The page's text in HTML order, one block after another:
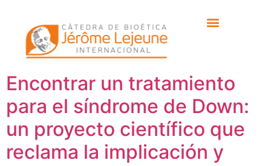
Etiqueta: Día mundial
síndrome d Down
Encontrar un tratamiento
para el síndrome de Down:
un proyecto científico que
reclama la implicación y